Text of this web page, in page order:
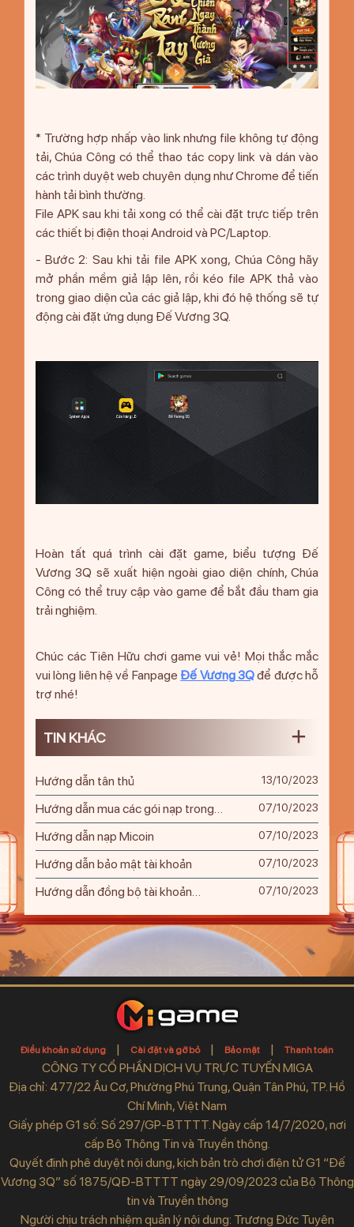
* Trường hợp nhấp vào link nhưng file không tự động
tải, Chúa Công có thể thao tác copy link và dán vào
các trình duyệt web chuyên dụng như Chrome để tiến
hành tải bình thường.
File APK sau khi tải xong có thể cài đặt trực tiếp trên
các thiết bị điện thoại Android và PC/Laptop.
- Bước 2: Sau khi tải file APK xong, Chúa Công hãy
mở phần mềm giả lập lên, rồi kéo file APK thả vào
trong giao diện của các giả lập, khi đó hệ thống sẽ tự
động cài đặt ứng dụng Đế Vương 3Q.
Hoàn tất quá trình cài đặt game, biểu tượng Đế
Vương 3Q sẽ xuất hiện ngoài giao diện chính, Chúa
Công có thể truy cập vào game để bắt đầu tham gia
trải nghiệm.
Chúc các Tiên Hữu chơi game vui vẻ! Mọi thắc mắc
vui lòng liên hệ về Fanpage Đế Vương 3Qđể được hỗ
trợ nhé!
TIN KHÁC
Hướng dẫn tân thủ 13/10/2023
Hướng dẫn mua các gói nạp trong
game bằng Micoin
07/10/2023
Hướng dẫn nạp Micoin 07/10/2023
Hướng dẫn bảo mật tài khoản 07/10/2023
Hướng dẫn đồng bộ tài khoản
07/10/2023
Điều khoản sử dụng | Cài đặt và gỡ bỏ | Bảo mật | Thanh toán
CÔNG TY CỔ PHẦN DỊCH VỤ TRỰC TUYẾN MIGA
Địa chỉ: 477/22 Âu Cơ, Phường Phú Trung, Quận Tân Phú, TP. Hồ
Chí Minh, Việt Nam
Giấy phép G1 số: Số 297/GP-BTTTT. Ngày cấp 14/7/2020, nơi
cấp Bộ Thông Tin và Truyền thông.
Quyết định phê duyệt nội dung, kịch bản trò chơi điện tử G1 “Đế
Vương 3Q” số 1875/QĐ-BTTTT ngày 29/09/2023 của Bộ Thông
tin và Truyền thông
Người chịu trách nhiệm quản lý nội dung: Trương Đức Tuyên